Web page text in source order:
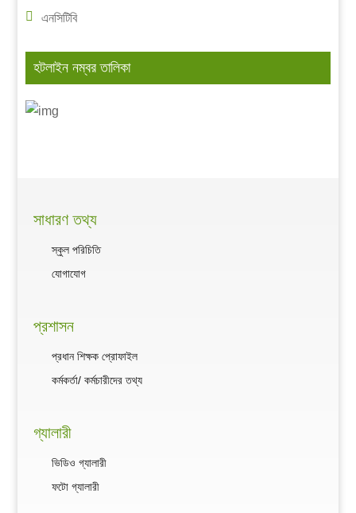
এনসিটিবি
হটলাইন নম্বর তালিকা
সাধারণ তথ্য
স্কুল পরিচিতি
যোগাযোগ
প্রশাসন
প্রধান শিক্ষক প্রোফাইল
কর্মকর্তা/ কর্মচারীদের তথ্য
গ্যালারী
ভিডিও গ্যালারী
ফটো গ্যালারী